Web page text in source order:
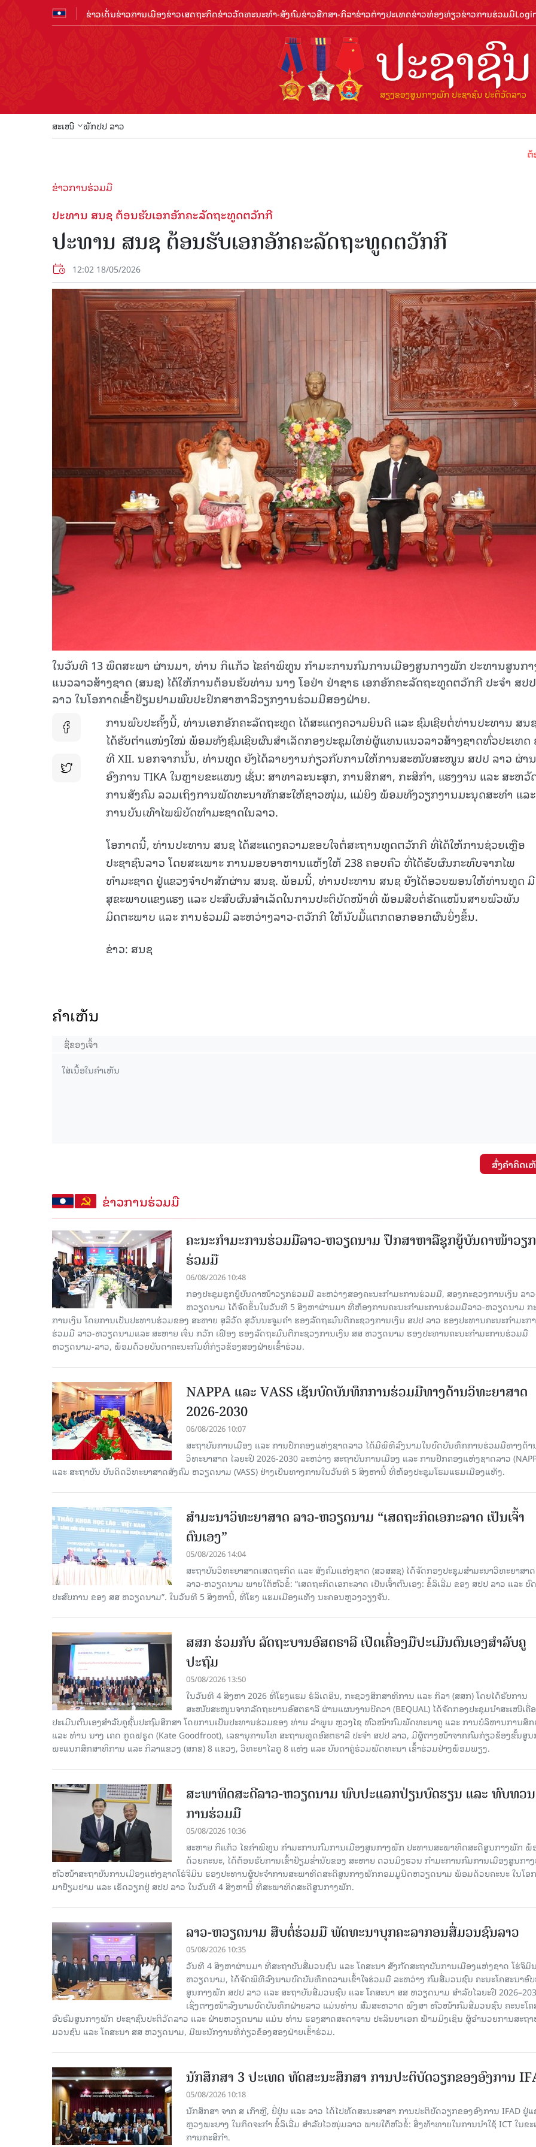
ຂ່າວເດັ່ນຂ່າວການເມືອງຂ່າວເສດຖະກິດຂ່າວວັດທະນະທຳ-ສັງຄົມຂ່າວສືກສາ-ກິລາຂ່າວຕ່າງປະເທດຂ່າວທ່ອງທ່ຽວຂ່າວການຮ່ວມມື
ສະເໜີ ພັກປປ ລາວ
ຕ້ອນຮັບປີ
ຂ່າວການຮ່ວມມື
ປະທານ ສນຊ ຕ້ອນຮັບເອກອັກຄະລັດຖະທູດຕວັກກີ
ປະທານ ສນຊ ຕ້ອນຮັບເອກອັກຄະລັດຖະທູດຕວັກກີ
12:02 18/05/2026
ໃນວັນທີ 13 ພຶດສະພາ ຜ່ານມາ, ທ່ານ ກິແກ້ວ ໄຂຄຳພິທູນ ກຳມະການກົມການເມືອງສູນກາງພັກ ປະທານສູນກາ
ແນວລາວສ້າງຊາດ (ສນຊ) ໄດ້ໃຫ້ການຕ້ອນຮັບທ່ານ ນາງ ໂອຢ່າ ຢ່າຊາຣ ເອກອັກຄະລັດຖະທູດຕວັກກີ ປະຈຳ ສປປ
ລາວ ໃນໂອກາດເຂົ້າຢ້ຽມຢາມພົບປະປຶກສາຫາລືວຽກງານຮ່ວມມືສອງຝ່າຍ.
ການພົບປະຄັ້ງນີ້, ທ່ານເອກອັກຄະລັດຖະທູດ ໄດ້ສະແດງຄວາມຍິນດີ ແລະ ຊົມເຊີຍຕໍ່ທ່ານປະທານ ສນ
ໄດ້ຮັບຕຳແໜ່ງໃໝ່ ພ້ອມທັງຊົມເຊີຍຜົນສຳເລັດກອງປະຊຸມໃຫຍ່ຜູ້ແທນແນວລາວສ້າງຊາດທົ່ວປະເທດ
ທີ XII. ນອກຈາກນັ້ນ, ທ່ານທູດ ຍັງໄດ້ລາຍງານກ່ຽວກັບການໃຫ້ການສະໜັບສະໜູນ ສປປ ລາວ ຜ່ານ
ອົງການ TIKA ໃນຫຼາຍຂະແໜງ ເຊັ່ນ: ສາທາລະນະສຸກ, ການສຶກສາ, ກະສິກຳ, ແຮງງານ ແລະ ສະຫວັ
ການສັງຄົມ ລວມເຖິງການພັດທະນາທັກສະໃຫ້ຊາວໜຸ່ມ, ແມ່ຍິງ ພ້ອມທັງວຽກງານມະນຸດສະທຳ ແລະ
ການບັນເທົາໄພພິບັດທຳມະຊາດໃນລາວ.
ໂອກາດນີ້, ທ່ານປະທານ ສນຊ ໄດ້ສະແດງຄວາມຂອບໃຈຕໍ່ສະຖານທູດຕວັກກີ ທີ່ໄດ້ໃຫ້ການຊ່ວຍເຫຼືອ
ປະຊາຊົນລາວ ໂດຍສະເພາະ ການມອບອາຫານແຫ້ງໃຫ້ 238 ຄອບຄົວ ທີ່ໄດ້ຮັບຜົນກະທົບຈາກໄພ
ທຳມະຊາດ ຢູ່ແຂວງຈຳປາສັກຜ່ານ ສນຊ. ພ້ອມນີ້, ທ່ານປະທານ ສນຊ ຍັງໄດ້ອວຍພອນໃຫ້ທ່ານທູດ ມີ
ສຸຂະພາບແຂງແຮງ ແລະ ປະສົບຜົນສຳເລັດໃນການປະຕິບັດໜ້າທີ່ ພ້ອມສືບຕໍ່ຮັດແໜ້ນສາຍພົວພັນ
ມິດຕະພາບ ແລະ ການຮ່ວມມື ລະຫວ່າງລາວ-ຕວັກກີ ໃຫ້ນັບມື້ແຕກດອກອອກຜົນຍິ່ງຂຶ້ນ.
ຂ່າວ: ສນຊ
ຄໍາເຫັນ
ສົ່ງຄໍາຄິດເ
ຂ່າວການຮ່ວມມື
ຄະນະກໍາມະການຮ່ວມມືລາວ-ຫວຽດນາມ ປຶກສາຫາລືຊຸກຍູ້ບັນດາໜ້າວຽກ
ຮ່ວມມື
06/08/2026 10:48
ກອງປະຊຸມຊຸກຍູ້ບັນດາໜ້າວຽກຮ່ວມມື ລະຫວ່າງສອງຄະນະກໍາມະການຮ່ວມມື, ສອງກະຊວງການເງິນ ລາ
ຫວຽດນາມ ໄດ້ຈັດຂຶ້ນໃນວັນທີ 5 ສິງຫາຜ່ານມາ ທີ່ຫ້ອງການຄະນະກໍາມະການຮ່ວມມືລາວ-ຫວຽດນາມ ກ
ການເງິນ ໂດຍການເປັນປະທານຮ່ວມຂອງ ສະຫາຍ ສຸລິວັດ ສຸວັນນະຈູມຄຳ ຮອງລັດຖະມົນຕີກະຊວງການເງິນ ສປປ ລາວ ຮອງປະທານຄະນະກໍາມະກ
ຮ່ວມມື ລາວ-ຫວຽດນາມແລະ ສະຫາຍ ເຈິ່ນ ກວັກ ເຟືອງ ຮອງລັດຖະມົນຕີກະຊວງການເງິນ ສສ ຫວຽດນາມ ຮອງປະທານຄະນະກໍາມະການຮ່ວມມື
ຫວຽດນາມ-ລາວ, ພ້ອມດ້ວຍບັນດາຄະນະກົມທີ່ກ່ຽວຂ້ອງສອງຝ່າຍເຂົ້າຮ່ວມ.
NAPPA ແລະ VASS ເຊັນບົດບັນທຶກການຮ່ວມມືທາງດ້ານວິທະຍາສາດ
2026-2030
06/08/2026 10:07
ສະຖາບັນການເມືອງ ແລະ ການປົກຄອງແຫ່ງຊາດລາວ ໄດ້ມີພິທີລົງນາມໃນບົດບັນທຶກການຮ່ວມມືທາງດ້າ
ວິທະຍາສາດ ໄລຍະປີ 2026-2030 ລະຫວ່າງ ສະຖາບັນການເມືອງ ແລະ ການປົກຄອງແຫ່ງຊາດລາວ
ແລະ ສະຖາບັນ ບັນດິດວິທະຍາສາດສັງຄົມ ຫວຽດນາມ (VASS) ຢ່າງເປັນທາງການໃນວັນທີ 5 ສິງຫານີ້ ທີ່ຫ້ອງປະຊຸມໂຮມແຮມເມືອງແທັງ.
ສຳມະນາວິທະຍາສາດ ລາວ-ຫວຽດນາມ “ເສດຖະກິດເອກະລາດ ເປັນເຈົ້າ
ຕົນເອງ”
05/08/2026 14:04
ສະຖາບັນວິທະຍາສາດເສດຖະກິດ ແລະ ສັງຄົມແຫ່ງຊາດ (ສວສສຊ) ໄດ້ຈັດກອງປະຊຸມສຳມະນາວິທະຍາສາດ
ລາວ-ຫວຽດນາມ ພາຍໃຕ້ຫົວຂໍ້: “ເສດຖະກິດເອກະລາດ ເປັນເຈົ້າຕົນເອງ: ຂໍ້ລິເລີ່ມ ຂອງ ສປປ ລາວ ແລະ ບົ
ປະສົບການ ຂອງ ສສ ຫວຽດນາມ”. ໃນວັນທີ 5 ສິງຫານີ້, ທີ່ໂຮງ ແຮມເມືອງແທັງ ນະຄອນຫຼວງວຽງຈັນ.
ສສກ ຮ່ວມກັບ ລັດຖະບານອົສຕຣາລີ ເປີດເຄື່ອງມືປະເມີນຕົນເອງສຳລັບຄູ
ປະຖົມ
05/08/2026 13:50
ໃນວັນທີ 4 ສິງຫາ 2026 ທີ່ໂຮງແຮມ ຮໍລິເດອິນ, ກະຊວງສຶກສາທິການ ແລະ ກິລາ (ສສກ) ໂດຍໄດ້ຮັບການ
ສະໜັບສະໜູນຈາກລັດຖະບານອົສຕຣາລີ ຜ່ານແຜນງານບີຄວາ (BEQUAL) ໄດ້ຈັດກອງປະຊຸມນຳສະເໜີເຄື່
ປະເມີນຕົນເອງສຳລັບຄູຊັ້ນປະຖົມສຶກສາ ໂດຍການເປັນປະທານຮ່ວມຂອງ ທ່ານ ລຳພູນ ຫຼວງໄຊ ຫົວໜ້າກົມພັດທະນາຄູ ແລະ ການບໍລິຫານການສຶກ
ແລະ ທ່ານ ນາງ ເຄດ ກູດຟຣູດ (Kate Goodfroot), ເລຂານຸການໂທ ສະຖານທູດອົສຕຣາລີ ປະຈຳ ສປປ ລາວ, ມີຜູ້ຕາງໜ້າຈາກກົມກ່ຽວຂ້ອງຂັ້ນສູນ
ພະແນກສຶກສາທິການ ແລະ ກິລາແຂວງ (ສກຂ) 8 ແຂວງ, ວິທະຍາໄລຄູ 8 ແຫ່ງ ແລະ ບັນດາຄູ່ຮ່ວມພັດທະນາ ເຂົ້າຮ່ວມຢ່າງພ້ອມພຽງ.
ສະພາທິດສະດີລາວ-ຫວຽດນາມ ພົບປະແລກປ່ຽນບົດຮຽນ ແລະ ທົບທວນ
ການຮ່ວມມື
05/08/2026 10:36
ສະຫາຍ ກິແກ້ວ ໄຂຄໍາພິທູນ ກໍາມະການກົມການເມືອງສູນກາງພັກ ປະທານສະພາທິດສະດີສູນກາງພັກ ພ້
ດ້ວຍຄະນະ, ໄດ້ຕ້ອນຮັບການເຂົ້າຢ້ຽມຂໍ່ານັບຂອງ ສະຫາຍ ດວນມິງຮວນ ກໍາມະການກົມການເມືອງສູນກາ
ຫົວໜ້າສະຖາບັນການເມືອງແຫ່ງຊາດໂຮ່ຈິມິນ ຮອງປະທານຜູ້ປະຈໍາການສະພາທິດສະດີສູນກາງພັກກອມມູນິດຫວຽດນາມ ພ້ອມດ້ວຍຄະນະ ໃນໂອ
ມາຢ້ຽມຢາມ ແລະ ເຮັດວຽກຢູ່ ສປປ ລາວ ໃນວັນທີ 4 ສິງຫານີ້ ທີ່ສະພາທິດສະດີສູນກາງພັກ.
ລາວ-ຫວຽດ​ນາມ ສືບ​ຕໍ່​ຮ່ວມ​ມື ພັດທະນາບຸກຄະລາກອນສື່ມວນຊົນລາວ
05/08/2026 10:35
ວັນທີ 4 ສິງຫາຜ່ານ​ມາ ທີ່ສະຖາບັນສື່ມວນຊົນ ແລະ ໂຄສະນາ ສັງກັດສະຖາບັນການເມືອງແຫ່ງຊາດ ໂຮ່ຈິມິ
ຫວຽດນາມ, ໄດ້ຈັດພິທີລົງນາມບົດບັນທຶກຄວາມເຂົ້າໃຈຮ່ວມມື ລະຫວ່າງ ກົມສື່ມວນຊົນ ຄະນະໂຄສະນາອົ
ສູນກາງພັກ ສປປ ລາວ ແລະ ສະຖາບັນສື່ມວນຊົນ ແລະ ໂຄສະນາ ສສ ຫວຽດນາມ ສໍາລັບໄລຍະປີ
ເຊິ່ງຕາງໜ້າລົງນາມບົດບັນທຶກຝ່າຍລາວ ແມ່ນທ່ານ ສົົມສະຫວາດ ພົງສາ ຫົວໜ້າກົມສື່ມວນຊົນ ຄະນະໂຄ
ອົບຮົມສູນກາງພັກ ປະຊາຊົນປະຕິວັດລາວ ແລະ ຝ່າຍຫວຽດນາມ ແມ່ນ ທ່ານ ຮອງສາດສະດາຈານ ປະລິນຍາເອກ ຟ້າມມິງເຊິນ ຜູ້ອໍານວຍການສະຖ
ມວນຊົນ ແລະ ໂຄສະນາ ສສ ຫວຽດນາມ, ມີ​ພະ​ນັກ​ງານ​ທີ່ກ່ຽວຂ້ອງສອງຝ່າຍເຂົ້າຮ່ວມ.
ນັກສຶກສາ 3 ປະເທດ ທັດ​ສະ​ນະ​ສຶກ​ສາ ການປະຕິບັດວຽກຂອງອົງການ
05/08/2026 10:18
ນັກສຶກສາ ຈາກ ສ ເກົາຫຼີ, ຍີ່ປຸ່ນ ແລະ ລາວ ໄດ້​ໄປ​ທັດ​ສະ​ນະ​ສາ​ສາ ການປະຕິບັດວຽກຂອງອົງການ IFAD ຢູ່ແ
ຫຼວງພະບາງ ໃນກິດຈະກຳ ຂໍ້ລິເລີ່ມ ສໍາລັບໄວໜຸ່ມລາວ ພາຍໃຕ້ຫົວຂໍ້: ສິ່ງທ້າທາຍໃນການນໍາໃຊ້ ICT ໃນຂ
ການກະສິກຳ.
15.039(06-08-